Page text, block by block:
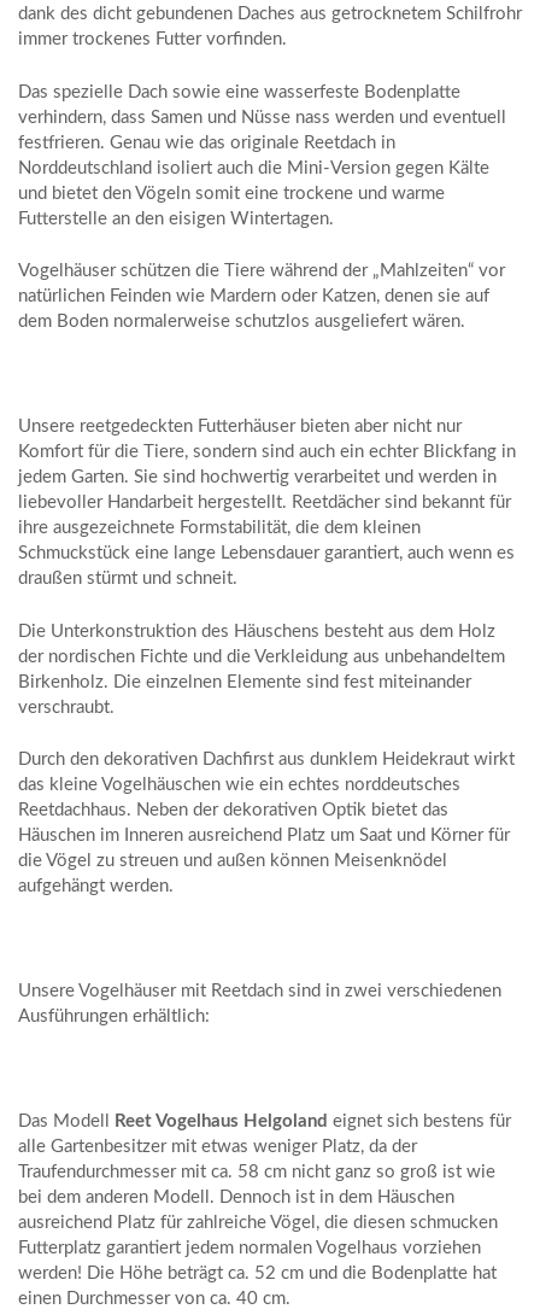
dank des dicht gebundenen Daches aus getrocknetem Schilfrohr
immer trockenes Futter vorfinden.
Das spezielle Dach sowie eine wasserfeste Bodenplatte
verhindern, dass Samen und Nüsse nass werden und eventuell
festfrieren. Genau wie das originale Reetdach in
Norddeutschland isoliert auch die Mini-Version gegen Kälte
und bietet den Vögeln somit eine trockene und warme
Futterstelle an den eisigen Wintertagen.
Vogelhäuser schützen die Tiere während der „Mahlzeiten“ vor
natürlichen Feinden wie Mardern oder Katzen, denen sie auf
dem Boden normalerweise schutzlos ausgeliefert wären.
Unsere reetgedeckten Futterhäuser bieten aber nicht nur
Komfort für die Tiere, sondern sind auch ein echter Blickfang in
jedem Garten. Sie sind hochwertig verarbeitet und werden in
liebevoller Handarbeit hergestellt. Reetdächer sind bekannt für
ihre ausgezeichnete Formstabilität, die dem kleinen
Schmuckstück eine lange Lebensdauer garantiert, auch wenn es
draußen stürmt und schneit.
Die Unterkonstruktion des Häuschens besteht aus dem Holz
der nordischen Fichte und die Verkleidung aus unbehandeltem
Birkenholz. Die einzelnen Elemente sind fest miteinander
verschraubt.
Durch den dekorativen Dachfirst aus dunklem Heidekraut wirkt
das kleine Vogelhäuschen wie ein echtes norddeutsches
Reetdachhaus. Neben der dekorativen Optik bietet das
Häuschen im Inneren ausreichend Platz um Saat und Körner für
die Vögel zu streuen und außen können Meisenknödel
aufgehängt werden.
Unsere Vogelhäuser mit Reetdach sind in zwei verschiedenen
Ausführungen erhältlich:
Das Modell Reet Vogelhaus Helgoland eignet sich bestens für
alle Gartenbesitzer mit etwas weniger Platz, da der
Traufendurchmesser mit ca. 58 cm nicht ganz so groß ist wie
bei dem anderen Modell. Dennoch ist in dem Häuschen
ausreichend Platz für zahlreiche Vögel, die diesen schmucken
Futterplatz garantiert jedem normalen Vogelhaus vorziehen
werden! Die Höhe beträgt ca. 52 cm und die Bodenplatte hat
einen Durchmesser von ca. 40 cm.